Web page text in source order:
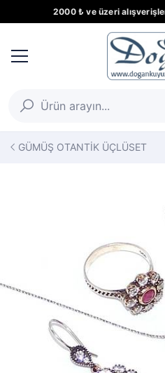
2000 ₺ ve üzeri
GÜMÜŞ OTANTİK ÜÇLÜSET